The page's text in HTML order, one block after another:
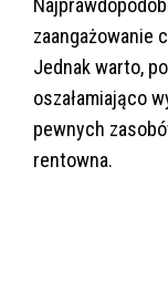
zaangażowanie
Jednak warto,
oszałamiająco
pewnych
rentowna.